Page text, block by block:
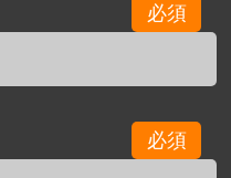
必須
必須